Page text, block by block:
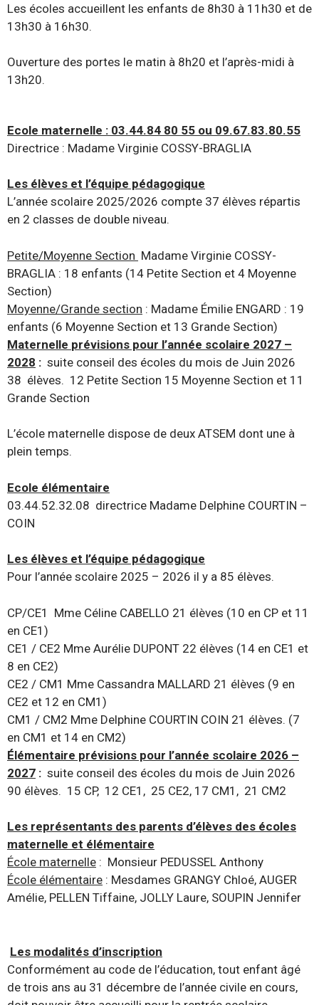
Les écoles accueillent les enfants de 8h30 à 11h30 et de
13h30 à 16h30.
Ouverture des portes le matin à 8h20 et l’après-midi à
13h20.
Ecole maternelle : 03.44.84 80 55 ou 09.67.83.80.55
Directrice : Madame Virginie COSSY-BRAGLIA
Les élèves et l’équipe pédagogique
L’année scolaire 2025/2026 compte 37 élèves répartis
en 2 classes de double niveau.
Petite/Moyenne Section Madame Virginie COSSY-
BRAGLIA : 18 enfants (14 Petite Section et 4 Moyenne
Section)
Moyenne/Grande section : Madame Émilie ENGARD : 19
enfants (6 Moyenne Section et 13 Grande Section)
Maternelle prévisions pour l’année scolaire 2027 –
2028 : suite conseil des écoles du mois de Juin 2026
38 élèves. 12 Petite Section 15 Moyenne Section et 11
Grande Section
L’école maternelle dispose de deux ATSEM dont une à
plein temps.
Ecole élémentaire
03.44.52.32.08 directrice Madame Delphine COURTIN –
COIN
Les élèves et l’équipe pédagogique
Pour l’année scolaire 2025 – 2026 il y a 85 élèves.
CP/CE1 Mme Céline CABELLO 21 élèves (10 en CP et 11
en CE1)
CE1 / CE2 Mme Aurélie DUPONT 22 élèves (14 en CE1 et
8 en CE2)
CE2 / CM1 Mme Cassandra MALLARD 21 élèves (9 en
CE2 et 12 en CM1)
CM1 / CM2 Mme Delphine COURTIN COIN 21 élèves. (7
en CM1 et 14 en CM2)
Élémentaire prévisions pour l’année scolaire 2026 –
2027 : suite conseil des écoles du mois de Juin 2026
90 élèves. 15 CP, 12 CE1, 25 CE2, 17 CM1, 21 CM2
Les représentants des parents d’élèves des écoles
maternelle et élémentaire
École maternelle : Monsieur PEDUSSEL Anthony
École élémentaire : Mesdames GRANGY Chloé, AUGER
Amélie, PELLEN Tiffaine, JOLLY Laure, SOUPIN Jennifer
Les modalités d’inscription
Conformément au code de l’éducation, tout enfant âgé
de trois ans au 31 décembre de l’année civile en cours,